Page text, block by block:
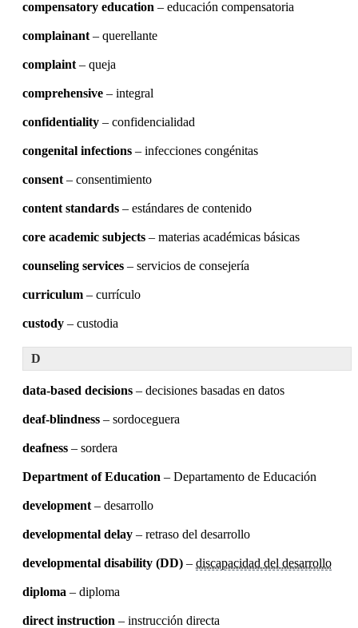
compensatory education – educación compensatoria
complainant – querellante
complaint – queja
comprehensive – integral
confidentiality – confidencialidad
congenital infections – infecciones congénitas
consent – consentimiento
content standards – estándares de contenido
core academic subjects – materias académicas básicas
counseling services – servicios de consejería
curriculum – currículo
custody – custodia
D
data-based decisions – decisiones basadas en datos
deaf-blindness – sordoceguera
deafness – sordera
Department of Education – Departamento de Educación
development – desarrollo
developmental delay – retraso del desarrollo
developmental disability (DD) – discapacidad del desarrollo
diploma – diploma
direct instruction – instrucción directa